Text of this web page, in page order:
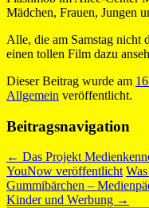
Mädchen, Frauen, Jungen
Alle, die am Samstag nicht
einen tollen Film dazu
Dieser Beitrag wurde am
Allgemein veröffentlicht.
Beitragsnavigation
← Das Projekt
YouNow veröffentlicht
Gummibärchen –
Kinder und Werbung →